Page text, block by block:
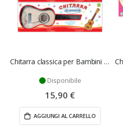
Chitarra classica per Bambini - Mazzeo Giocattoli
Disponibile
15,90 €
AGGIUNGI AL CARRELLO